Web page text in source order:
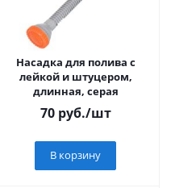
Насадка для полива с
лейкой и штуцером,
длинная, серая
70руб./шт
В корзину